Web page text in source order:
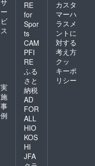
ー
ビ
ス
実
施
事
例
RE
for
Spor
ts
CAM
PFI
RE
ふる
さと
納税
AD
FOR
ALL
HIO
KOS
HI
JFA
カスタ
マーハ
ラスメ
ントに
対する
考え方
クッ
キーポ
リシー